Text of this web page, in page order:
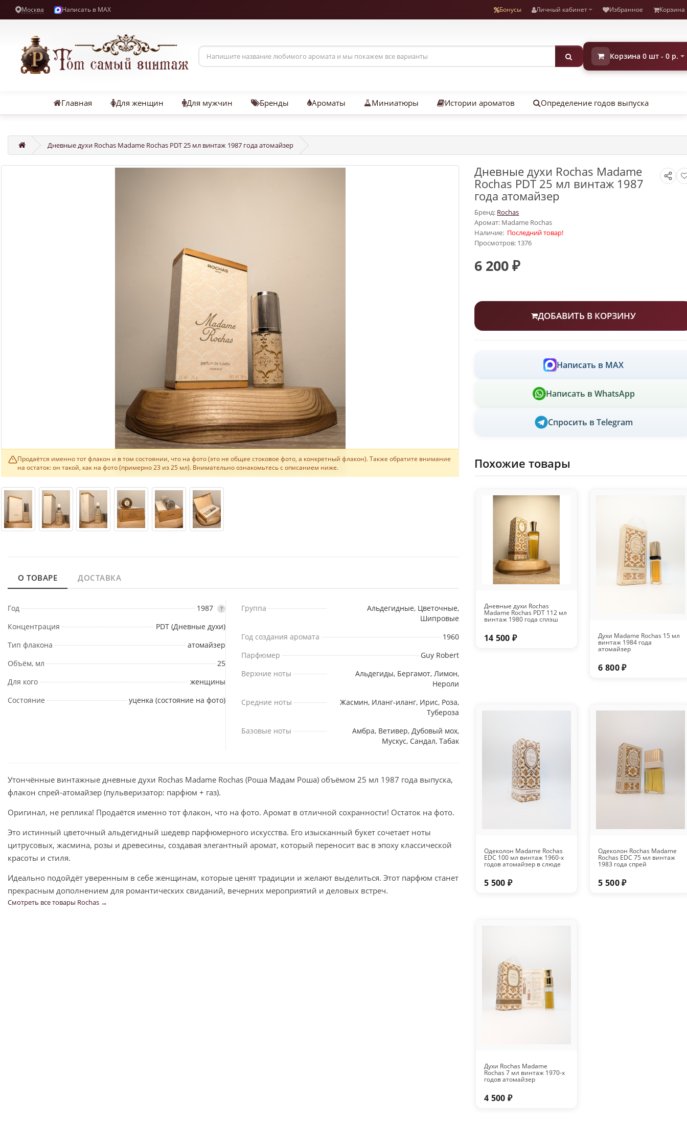
Москва Написать в MAX Бонусы Личный кабинет Избранное Корзина
Корзина 0 шт - 0 р.
Главная Для женщин Для мужчин Бренды Ароматы Миниатюры Истории ароматов Определение годов выпуска
Дневные духи Rochas Madame Rochas PDT 25 мл винтаж 1987 года атомайзер
Продаётся именно тот флакон и в том состоянии, что на фото (это не общее стоковое фото, а конкретный флакон). Также обратите внимание
на остаток: он такой, как на фото (примерно 23 из 25 мл). Внимательно ознакомьтесь с описанием ниже.
О ТОВАРЕ ДОСТАВКА
Год 1987 ?
Концентрация
PDT (Дневные духи)
Тип флакона
атомайзер
Объём, мл
25
Для кого
женщины
Состояние
уценка (состояние на фото)
Группа
Альдегидные, Цветочные,
Шипровые
Год создания аромата
1960
Парфюмер
Guy Robert
Верхние ноты
Альдегиды, Бергамот, Лимон,
Нероли
Средние ноты
Жасмин, Иланг-иланг, Ирис, Роза,
Тубероза
Базовые ноты
Амбра, Ветивер, Дубовый мох,
Мускус, Сандал, Табак
Утончённые винтажные дневные духи Rochas Madame Rochas (Роша Мадам Роша) объёмом 25 мл 1987 года выпуска,
флакон спрей-атомайзер (пульверизатор: парфюм + газ).
Оригинал, не реплика! Продаётся именно тот флакон, что на фото. Аромат в отличной сохранности! Остаток на фото.
Это истинный цветочный альдегидный шедевр парфюмерного искусства. Его изысканный букет сочетает ноты
цитрусовых, жасмина, розы и древесины, создавая элегантный аромат, который переносит вас в эпоху классической
красоты и стиля.
Идеально подойдёт уверенным в себе женщинам, которые ценят традиции и желают выделиться. Этот парфюм станет
прекрасным дополнением для романтических свиданий, вечерних мероприятий и деловых встреч.
Смотреть все товары Rochas →
Дневные духи Rochas Madame
Rochas PDT 25 мл винтаж 1987
года атомайзер
Бренд: Rochas
Аромат: Madame Rochas
Наличие: Последний товар!
Просмотров: 1376
6 200 ₽
ДОБАВИТЬ В КОРЗИНУ
Написать в MAX
Написать в WhatsApp
Спросить в Telegram
Похожие товары
Дневные духи Rochas
Madame Rochas PDT 112 мл
винтаж 1980 года сплэш
14 500 ₽ Духи Madame Rochas 15 мл
винтаж 1984 года
атомайзер
6 800 ₽
Одеколон Madame Rochas
EDC 100 мл винтаж 1960-х
годов атомайзер в слюде
5 500 ₽
Одеколон Rochas Madame
Rochas EDC 75 мл винтаж
1983 года спрей
5 500 ₽
Духи Rochas Madame
Rochas 7 мл винтаж 1970-х
годов атомайзер
4 500 ₽